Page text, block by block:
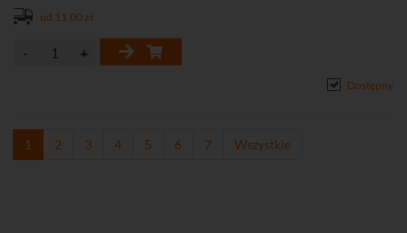
od 11,00 zł
Dostępny
1 2 3 4 5 6 7 Wszystkie